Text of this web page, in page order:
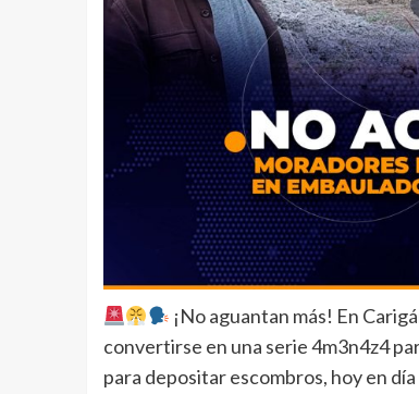
¡No aguantan más! En
convertirse en una serie 4m3n4z4
para depositar escombros, hoy en